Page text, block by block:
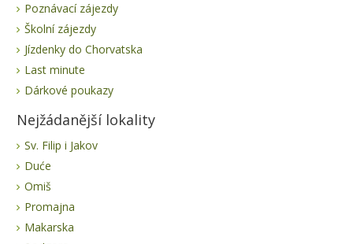
Poznávací zájezdy
Školní zájezdy
Jízdenky do Chorvatska
Last minute
Dárkové poukazy
Nejžádanější lokality
Sv. Filip i Jakov
Duće
Omiš
Promajna
Makarska